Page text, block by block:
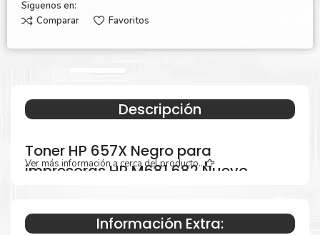
Siguenos en:
Comparar
Favoritos
Descripción
Toner HP 657X Negro para
impresoras HP M681 682 Nuevo
Ver más información a cerca del producto...
Información Extra: